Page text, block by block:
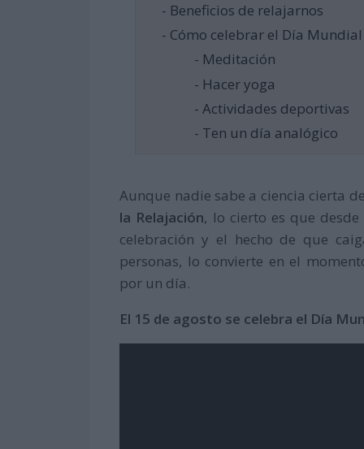
- Beneficios de relajarnos
- Cómo celebrar el Día
- Meditación
- Hacer yoga
- Actividades deportivas
- Ten un día analógico
Aunque nadie sabe a ciencia cierta
la Relajación, lo cierto es que
celebración y el hecho de que
personas, lo convierte en el
por un día.
El 15 de agosto se celebra el Día